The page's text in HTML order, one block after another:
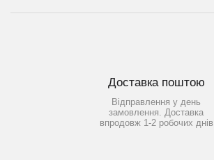
Доставка поштою
Відправлення у день
замовлення. Доставка
впродовж 1-2 робочих днів